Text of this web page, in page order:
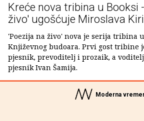
Kreće nova tribina u Booksi
živo' ugošćuje Miroslava
'Poezija na živo' nova je serija tribina
Književnog budoara. Prvi gost tribine
pjesnik, prevoditelj i prozaik, a
pjesnik Ivan Šamija.
Moderna